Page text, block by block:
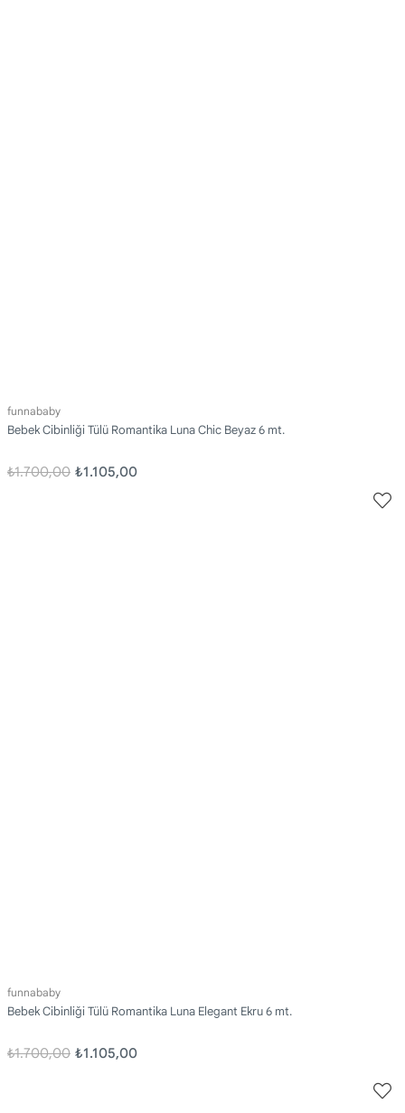
funnababy
Bebek Cibinliği Tülü Romantika Luna Chic Beyaz 6 mt.
₺1.105,00
₺1.700,00
funnababy
Bebek Cibinliği Tülü Romantika Luna Elegant Ekru 6 mt.
₺1.105,00
₺1.700,00